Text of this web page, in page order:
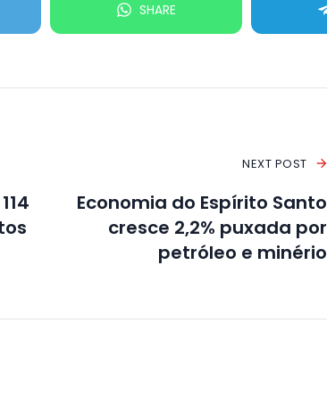
SHARE
NEXT POST
Economia do Espírito Santo
cresce 2,2% puxada por
petróleo e minério